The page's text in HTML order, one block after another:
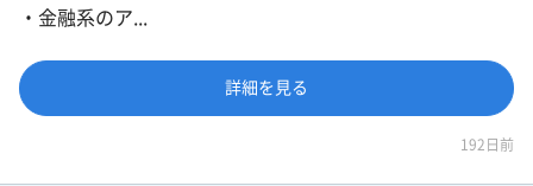
・金融系のア...
詳細を見る
192日前